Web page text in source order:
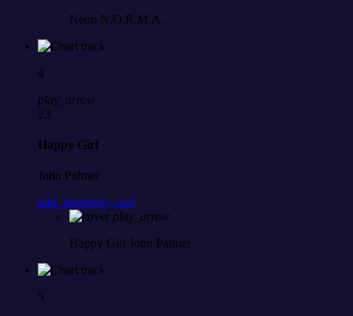
Neon N.O.R.M.A.
4
play_arrow
23
Happy Girl
John Palmer
add_shopping_cart
play_arrow
Happy Girl John Palmer
5